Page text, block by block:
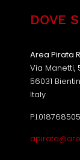
DOVE
Area Pirata
Via Manetti,
56031
Italy